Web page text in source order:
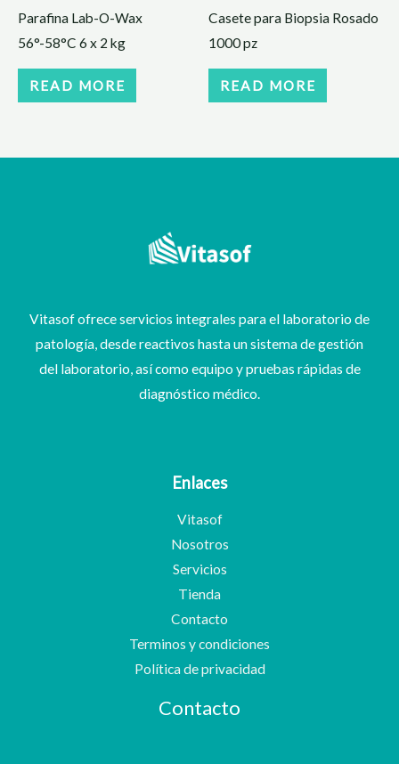
Parafina Lab-O-Wax
56°-58°C 6 x 2 kg
READ MORE
Casete para Biopsia Rosado
1000 pz
READ MORE
Vitasof ofrece servicios integrales para el laboratorio de
patología, desde reactivos hasta un sistema de gestión
del laboratorio, así como equipo y pruebas rápidas de
diagnóstico médico.
Enlaces
Vitasof
Nosotros
Servicios
Tienda
Contacto
Terminos y condiciones
Política de privacidad
Contacto